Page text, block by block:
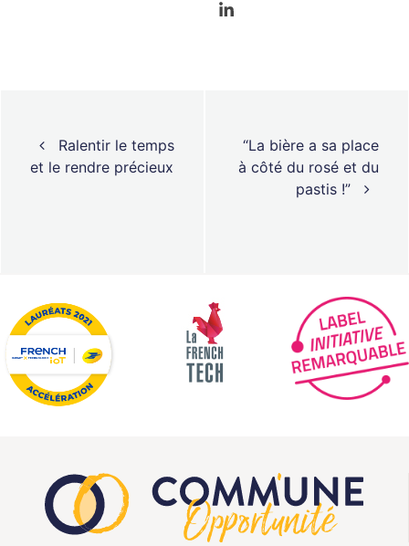
Ralentir le temps
et le rendre précieux
“La bière a sa place
à côté du rosé et du
pastis !”